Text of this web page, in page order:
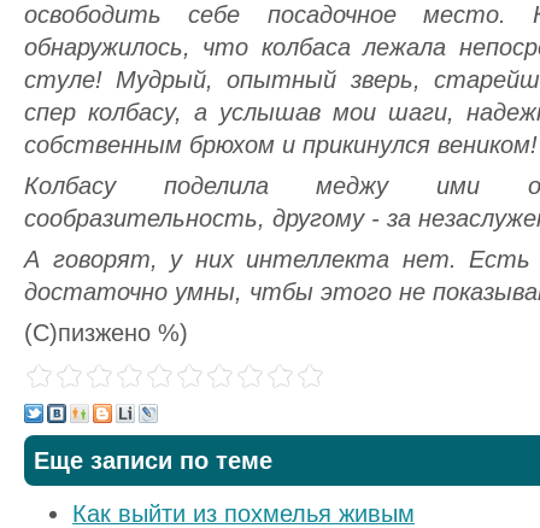
освободить себе посадочное место.
обнаружилось, что колбаса лежала
стуле! Мудрый, опытный зверь,
спер колбасу, а услышав мои шаги,
собственным брюхом и прикинулся веником!
Колбасу поделила меджу ими
сообразительность, другому - за
А говорят, у них интеллекта нет. Есть
достаточно умны, чтбы этого не
(C)пизжено %)
Еще записи по теме
Как выйти из похмелья живым